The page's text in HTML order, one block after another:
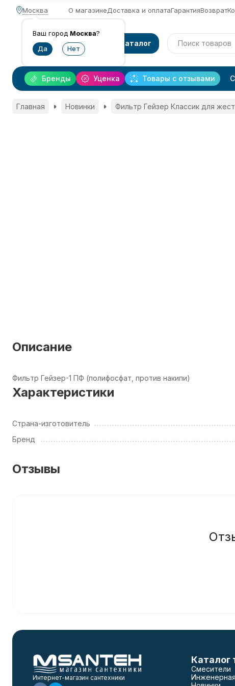
Москва
Ваш город Москва?
О магазинеДоставка и оплатаГарантияВозврат
Каталог
Уценка Товары с отзывами
Бренды
Главная Новинки Фильтр Гейзер Классик для
Описание
Фильтр Гейзер-1 ПФ (полифосфат, против накипи)
Характеристики
Страна-изготовитель
Бренд
Отзывы
Интернет-магазин сантехники
Каталог
Смесители